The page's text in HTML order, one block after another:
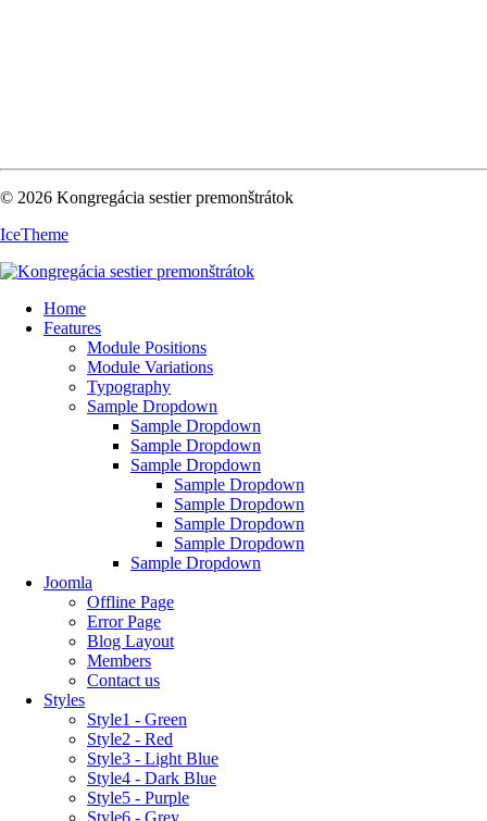
© 2026 Kongregácia sestier premonštrátok
IceTheme
Home
Features
Module Positions
Module Variations
Typography
Sample Dropdown
Sample Dropdown
Sample Dropdown
Sample Dropdown
Sample Dropdown
Sample Dropdown
Sample Dropdown
Sample Dropdown
Sample Dropdown
Joomla
Offline Page
Error Page
Blog Layout
Members
Contact us
Styles
Style1 - Green
Style2 - Red
Style3 - Light Blue
Style4 - Dark Blue
Style5 - Purple
Style6 - Grey